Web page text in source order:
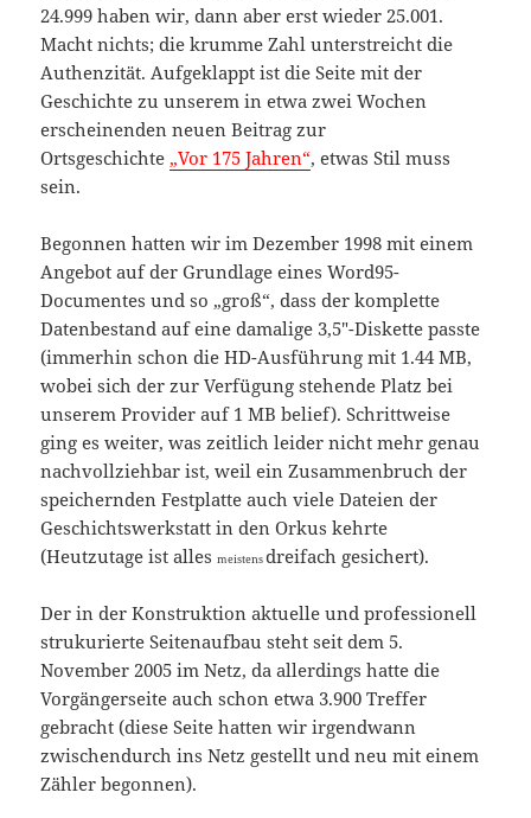
24.999 haben wir, dann aber erst wieder 25.001.
Macht nichts; die krumme Zahl unterstreicht die
Authenzität. Aufgeklappt ist die Seite mit der
Geschichte zu unserem in etwa zwei Wochen
erscheinenden neuen Beitrag zur
Ortsgeschichte„Vor 175 Jahren“, etwas Stil muss
sein.
Begonnen hatten wir im Dezember 1998 mit einem
Angebot auf der Grundlage eines Word95-
Documentes und so „groß“, dass der komplette
Datenbestand auf eine damalige 3,5″-Diskette passte
(immerhin schon die HD-Ausführung mit 1.44 MB,
wobei sich der zur Verfügung stehende Platz bei
unserem Provider auf 1 MB belief). Schrittweise
ging es weiter, was zeitlich leider nicht mehr genau
nachvollziehbar ist, weil ein Zusammenbruch der
speichernden Festplatte auch viele Dateien der
Geschichtswerkstatt in den Orkus kehrte
(Heutzutage ist allesmeistensdreifach gesichert).
Der in der Konstruktion aktuelle und professionell
strukurierte Seitenaufbau steht seit dem 5.
November 2005 im Netz, da allerdings hatte die
Vorgängerseite auch schon etwa 3.900 Treffer
gebracht (diese Seite hatten wir irgendwann
zwischendurch ins Netz gestellt und neu mit einem
Zähler begonnen).